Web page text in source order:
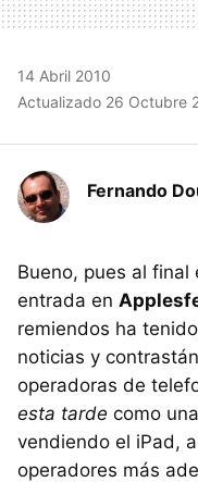
14 Abril 2010
Actualizado 26 Octubre
Fernando
Bueno, pues al final
entrada en
remiendos ha
noticias y
operadoras de
esta tarde como
vendiendo el iPad,
operadores más